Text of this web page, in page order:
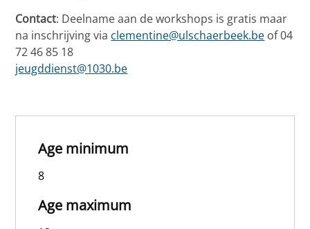
Contact: Deelname aan de workshops is gratis maar
na inschrijving via clementine@ulschaerbeek.be of 04
72 46 85 18
jeugddienst@1030.be
Age minimum
8
Age maximum